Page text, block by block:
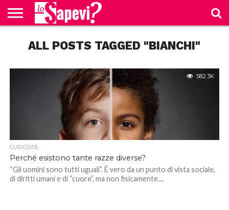
BENESSERE
GOSSIP
PRODOTTI
AMAZON
NEWS
CASA E
CUCINA
ALL POSTS TAGGED "BIANCHI"
582.3K
CURIOSITÀ
Perché esistono tante razze diverse?
“Gli uomini sono tutti uguali”. È vero da un punto di vista sociale,
di diritti umani e di “cuore”, ma non fisicamente....